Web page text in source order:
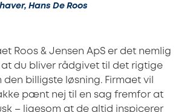
Hans De Roos
Roos & Jensen ApS er det nemlig
du bliver rådgivet til det rigtige
billigste løsning. Firmaet vil
pænt nej til en sag fremfor at
– ligesom at de altid inspicerer